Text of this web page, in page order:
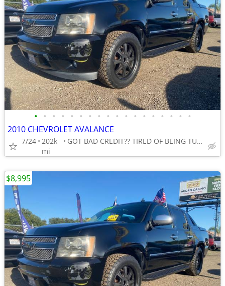
• • • • • • • • • • • • • • • • • •
2010 CHEVROLET AVALANCE
7/24 202k
mi
GOT BAD CREDIT?? TIRED OF BEING TURNED DOWN??
$8,995